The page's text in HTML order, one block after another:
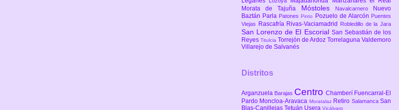
Morata de Tajuña Móstoles Navalcarnero
Nuevo
Baztán Parla PatonesPinto Pozuelo de Alarcón Puentes
Viejas
Rascafría Rivas-Vaciamadrid Robledillo de la Jara
San Lorenzo de El Escorial San Sebastián de los
Reyes Titulcia Torrejón de Ardoz Torrelaguna Valdemoro
Villarejo de Salvanés
Distritos
Arganzuela Barajas Centro Chamberí Fuencarral-El
Pardo Moncloa-Aravaca Moratalaz Retiro SalamancaSan
Blas-Canillejas Tetuán Usera Vicálvaro